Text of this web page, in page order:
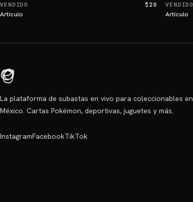
VENDIDO $20
Artículo
VENDIDO
Artículo
La plataforma de subastas en vivo para coleccionables en
México. Cartas Pokémon, deportivas, juguetes y más.
InstagramFacebookTikTok